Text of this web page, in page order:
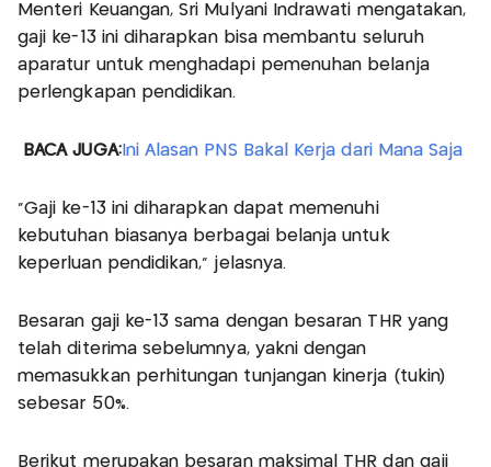
Menteri Keuangan, Sri Mulyani Indrawati mengatakan,
gaji ke-13 ini diharapkan bisa membantu seluruh
aparatur untuk menghadapi pemenuhan belanja
perlengkapan pendidikan.
BACA JUGA:Ini Alasan PNS Bakal Kerja dari Mana Saja
"Gaji ke-13 ini diharapkan dapat memenuhi
kebutuhan biasanya berbagai belanja untuk
keperluan pendidikan," jelasnya.
Besaran gaji ke-13 sama dengan besaran THR yang
telah diterima sebelumnya, yakni dengan
memasukkan perhitungan tunjangan kinerja (tukin)
sebesar 50%.
Berikut merupakan besaran maksimal THR dan gaji